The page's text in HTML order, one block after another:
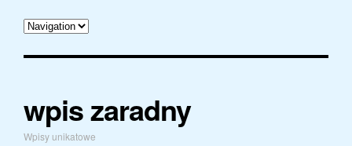
wpis zaradny
Wpisy unikatowe